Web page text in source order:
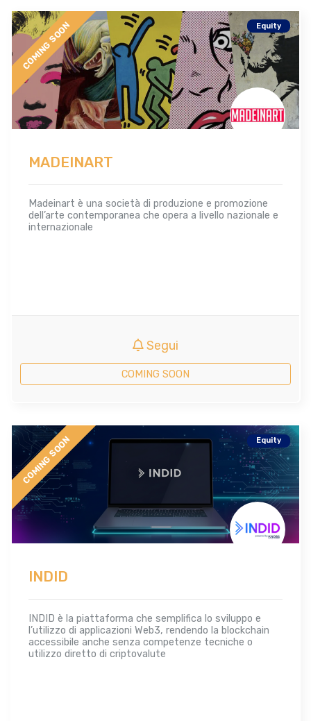
COMING SOON Equity
MADEINART
Madeinart è una società di produzione e promozione
dell’arte contemporanea che opera a livello nazionale e
internazionale
Segui
COMING SOON
COMING SOON Equity
INDID
INDID è la piattaforma che semplifica lo sviluppo e
l’utilizzo di applicazioni Web3, rendendo la blockchain
accessibile anche senza competenze tecniche o
utilizzo diretto di criptovalute